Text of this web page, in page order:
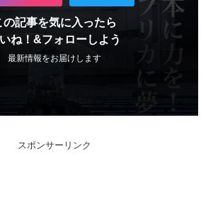
の記事を気に入ったら
ね！&フォローしよう
最新情報をお届けします
スポンサーリンク